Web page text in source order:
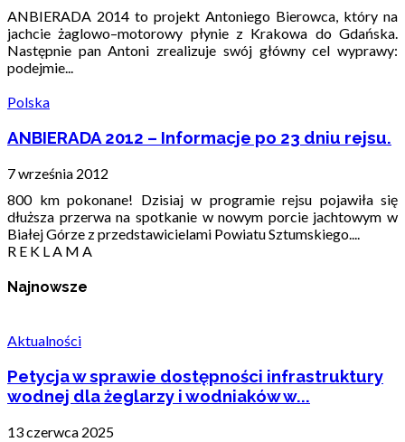
ANBIERADA 2014 to projekt Antoniego Bierowca, który na
jachcie żaglowo–motorowy płynie z Krakowa do Gdańska.
Następnie pan Antoni zrealizuje swój główny cel wyprawy:
podejmie...
Polska
ANBIERADA 2012 – Informacje po 23 dniu rejsu.
7 września 2012
800 km pokonane! Dzisiaj w programie rejsu pojawiła się
dłuższa przerwa na spotkanie w nowym porcie jachtowym w
Białej Górze z przedstawicielami Powiatu Sztumskiego....
R E K L A M A
Najnowsze
Aktualności
Petycja w sprawie dostępności infrastruktury
wodnej dla żeglarzy i wodniaków w...
13 czerwca 2025